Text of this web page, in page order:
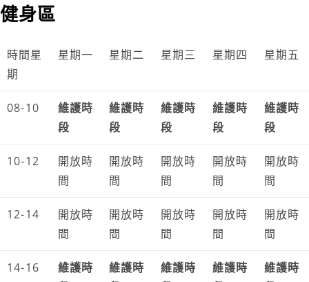
健身區
時間星
期
星期一 星期二 星期三 星期四 星期五
08-10
維護時
段
維護時
段
維護時
段
維護時
段
維護時
段
10-12
開放時
間
開放時
間
開放時
間
開放時
間
開放時
間
12-14
開放時
間
開放時
間
開放時
間
開放時
間
開放時
間
14-16
維護時
維護時
維護時
維護時
維護時